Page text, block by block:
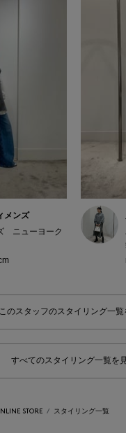
メンズ
ニューヨーク
このスタッフのスタイリング一覧
すべてのスタイリング一覧を
STORE スタイリング一覧